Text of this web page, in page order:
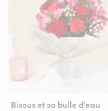
Bisous et sa bulle d'eau